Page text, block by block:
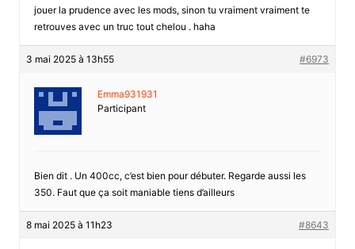
jouer la prudence avec les mods, sinon tu vraiment vraiment te
retrouves avec un truc tout chelou . haha
3 mai 2025 à 13h55 #6973
Emma931931
Participant
Bien dit . Un 400cc, c’est bien pour débuter. Regarde aussi les
350. Faut que ça soit maniable tiens d’ailleurs
8 mai 2025 à 11h23 #8643